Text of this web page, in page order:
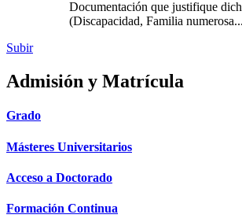
Documentación que justifique
(Discapacidad, Familia
Subir
Admisión y Matrícula
Grado
Másteres Universitarios
Acceso a Doctorado
Formación Continua